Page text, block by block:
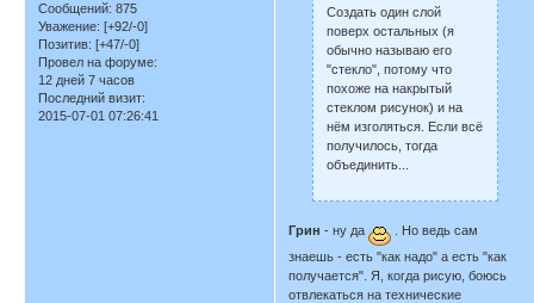
Сообщений: 875
Уважение: [+92/-0]
Позитив: [+47/-0]
Провел на форуме:
12 дней 7 часов
Последний визит:
2015-07-01 07:26:41
Создать один слой
поверх остальных (я
обычно называю его
"стекло", потому что
похоже на накрытый
стеклом рисунок) и на
нём изголяться. Если всё
получилось, тогда
объединить...
Грин - ну да
. Но ведь сам
знаешь - есть "как надо" а есть "как
получается". Я, когда рисую, боюсь
отвлекаться на технические